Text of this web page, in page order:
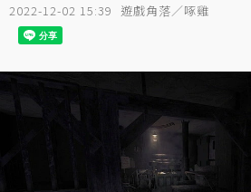
2022-12-02 15:39 遊戲角落／啄雞